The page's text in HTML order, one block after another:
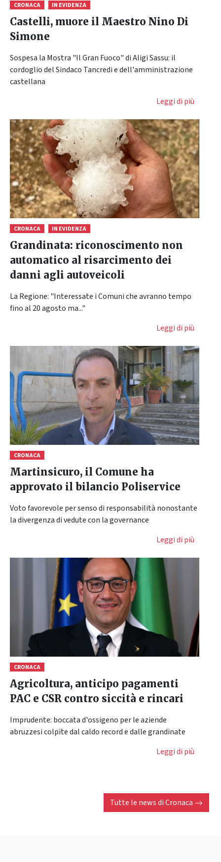
CRONACA IN EVIDENZA
Castelli, muore il Maestro Nino Di
Simone
Sospesa la Mostra "Il Gran Fuoco" di Aligi Sassu: il
cordoglio del Sindaco Tancredi e dell'amministrazione
castellana
Leggi di più
CRONACA IN EVIDENZA
Grandinata: riconoscimento non
automatico al risarcimento dei
danni agli autoveicoli
La Regione: "Interessate i Comuni che avranno tempo
fino al 20 agosto ma..."
Leggi di più
CRONACA
Martinsicuro, il Comune ha
approvato il bilancio Poliservice
Voto favorevole per senso di responsabilità nonostante
la divergenza di vedute con la governance
Leggi di più
CRONACA
Agricoltura, anticipo pagamenti
PAC e CSR contro siccità e rincari
Imprudente: boccata d'ossigeno per le aziende
abruzzesi colpite dal caldo record e dalle grandinate
Leggi di più
Tutte le news diCronaca